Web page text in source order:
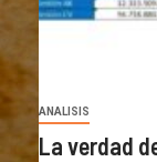
ANALISIS
La verdad